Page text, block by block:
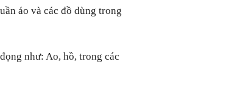
áo và các đồ dùng trong
như: Ao, hồ, trong các